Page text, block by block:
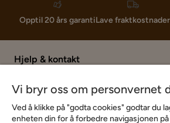
Opptil 20 års garantiLave fraktkostnader
Hjelp & kontakt
Sortiment & tilbud
Vi bryr oss om personvernet
Ved å klikke på "godta cookies" godtar du
enheten din for å forbedre navigasjonen